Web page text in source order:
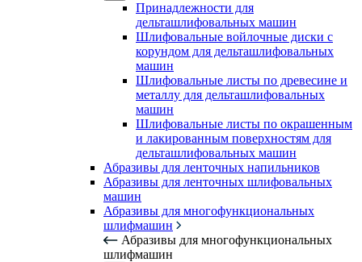
Принадлежности для
дельташлифовальных машин
Шлифовальные войлочные диски с
корундом для дельташлифовальных
машин
Шлифовальные листы по древесине и
металлу для дельташлифовальных
машин
Шлифовальные листы по окрашенным
и лакированным поверхностям для
дельташлифовальных машин
Абразивы для ленточных напильников
Абразивы для ленточных шлифовальных
машин
Абразивы для многофункциональных
шлифмашин
Абразивы для многофункциональных
шлифмашин